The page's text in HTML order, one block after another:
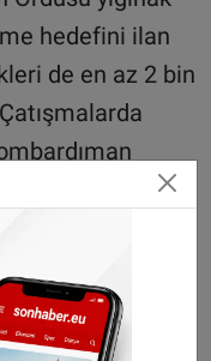
hedefini ilan
de en az 2 bin
muhalif
bombaları
muhalif